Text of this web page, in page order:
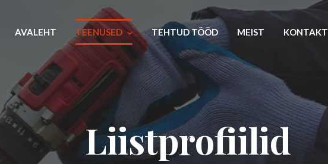
AVALEHT TEENUSED TEHTUD TÖÖD MEIST KONTAKT
Liistprofiilid